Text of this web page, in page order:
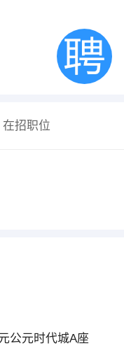
在招职位
公元时代城A座